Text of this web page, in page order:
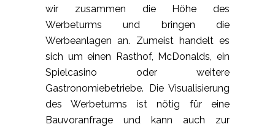
wir zusammen die Höhe des
Werbeturms und bringen die
Werbeanlagen an. Zumeist handelt es
sich um einen Rasthof, McDonalds, ein
Spielcasino oder weitere
Gastronomiebetriebe. Die Visualisierung
des Werbeturms ist nötig für eine
Bauvoranfrage und kann auch zur